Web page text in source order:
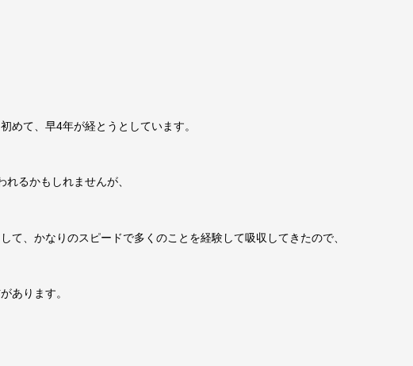
めて、早4年が経とうとしています。
るかもしれませんが、
て、かなりのスピードで多くのことを経験して吸収してきたので、
あります。